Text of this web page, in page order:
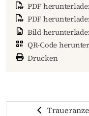
PDF
PDF
Bild
QR-Code
Drucken